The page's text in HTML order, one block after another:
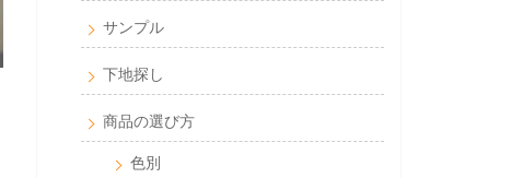
サンプル
下地探し
商品の選び方
色別